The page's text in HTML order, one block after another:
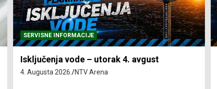
SERVISNE INFORMACIJE
Isključenja vode – utorak 4. avgust
4. Augusta 2026. NTV Arena